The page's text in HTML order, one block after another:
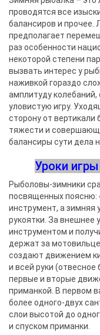
проводятся все
балансиров и прочее.
предполагает
раз особенности
некоторой степени
вызвать интерес у
наживкой гораздо
амплитуду колебаний,
уловистую игру.
сторону от
тяжести и
балансиры сути дела
Уроки
Рыболовы-зимники
посвященных поясню:
инструмент, а зимняя
рукоятки. За внешнее
инструментом и
держат за
создают движением
и всей руки
первые и вторые
приманкой. В первом
более одного-двух
слои высотой до
и спуском приманки.